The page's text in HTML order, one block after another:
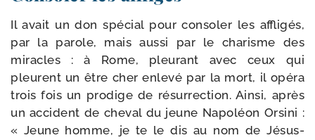
Il avait un don spé­cial pour conso­ler les affli­gés,
par la parole, mais aus­si par le cha­risme des
miracles : à Rome, pleu­rant avec ceux qui
pleurent un être cher enle­vé par la mort, il opé­ra
trois fois un pro­dige de résur­rec­tion. Ainsi, après
un acci­dent de che­val du jeune Napoléon Orsini :
« Jeune homme, je te le dis au nom de Jésus-​